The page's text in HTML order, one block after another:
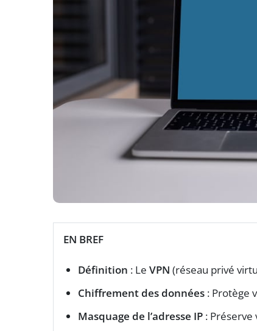
EN BREF
Définition : Le VPN (réseau privé
Chiffrement des données : Protège
Masquage de l’adresse IP : Préserve